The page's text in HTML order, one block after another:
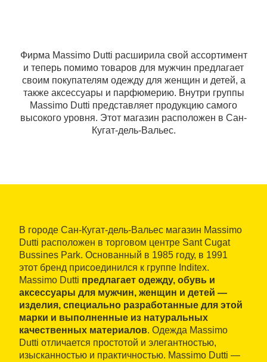
Фирма Massimo Dutti расширила свой ассортимент
и теперь помимо товаров для мужчин предлагает
своим покупателям одежду для женщин и детей, а
также аксессуары и парфюмерию. Внутри группы
Massimo Dutti представляет продукцию самого
высокого уровня. Этот магазин расположен в Сан-
Кугат-дель-Вальес.
В городе Сан-Кугат-дель-Вальес магазин Massimo
Dutti расположен в торговом центре Sant Cugat
Bussines Park. Основанный в 1985 году, в 1991
этот бренд присоединился к группе Inditex.
Massimo Dutti предлагает одежду, обувь и
аксессуары для мужчин, женщин и детей —
изделия, специально разработанные для этой
марки и выполненные из натуральных
качественных материалов. Одежда Massimo
Dutti отличается простотой и элегантностью,
изысканностью и практичностью. Massimo Dutti —